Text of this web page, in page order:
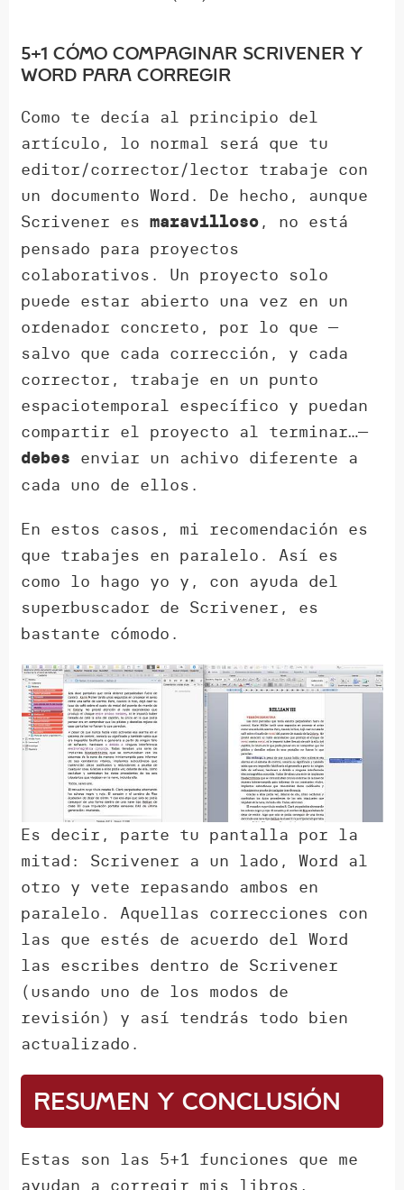
5+1 Cómo compaginar Scrivener y
Word para corregir
Como te decía al principio del
artículo, lo normal será que tu
editor/corrector/lector trabaje con
un documento Word. De hecho, aunque
Scrivener esmaravilloso, no está
pensado para proyectos
colaborativos. Un proyecto solo
puede estar abierto una vez en un
ordenador concreto, por lo que —
salvo que cada corrección, y cada
corrector, trabaje en un punto
espaciotemporal específico y puedan
compartir el proyecto al terminar…—
debes enviar un achivo diferente a
cada uno de ellos.
En estos casos, mi recomendación es
que trabajes en paralelo. Así es
como lo hago yo y, con ayuda del
superbuscador de Scrivener, es
bastante cómodo.
Es decir, parte tu pantalla por la
mitad: Scrivener a un lado, Word al
otro y vete repasando ambos en
paralelo. Aquellas correcciones con
las que estés de acuerdo del Word
las escribes dentro de Scrivener
(usando uno de los modos de
revisión) y así tendrás todo bien
actualizado.
Resumen y conclusión
Estas son las 5+1 funciones que me
ayudan a corregir mis libros,